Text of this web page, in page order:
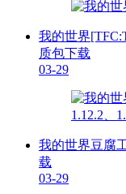
我的世界
质包下载
03-29
我的世界豆腐
载
03-29